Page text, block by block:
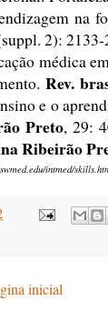
na
2):
médica
Rev.
e o
Preto, 29:
Ribeirão
intmed/
inicial